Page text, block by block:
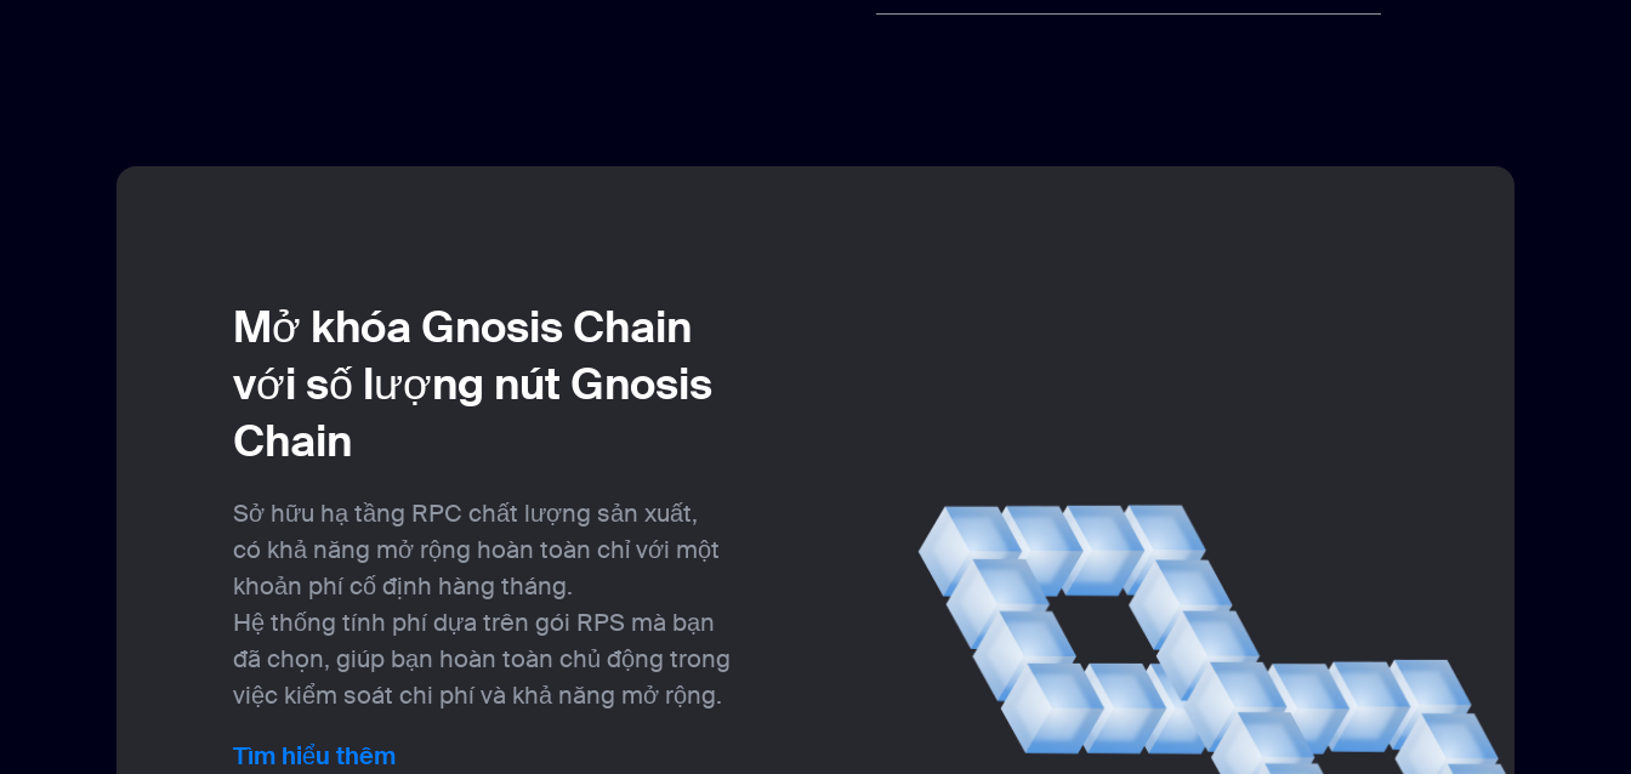
Mở khóa Gnosis Chain
với số lượng nút Gnosis
Chain
Sở hữu hạ tầng RPC chất lượng sản xuất,
có khả năng mở rộng hoàn toàn chỉ với một
khoản phí cố định hàng tháng.
Hệ thống tính phí dựa trên gói RPS mà bạn
đã chọn, giúp bạn hoàn toàn chủ động trong
việc kiểm soát chi phí và khả năng mở rộng.
Tìm hiểu thêm